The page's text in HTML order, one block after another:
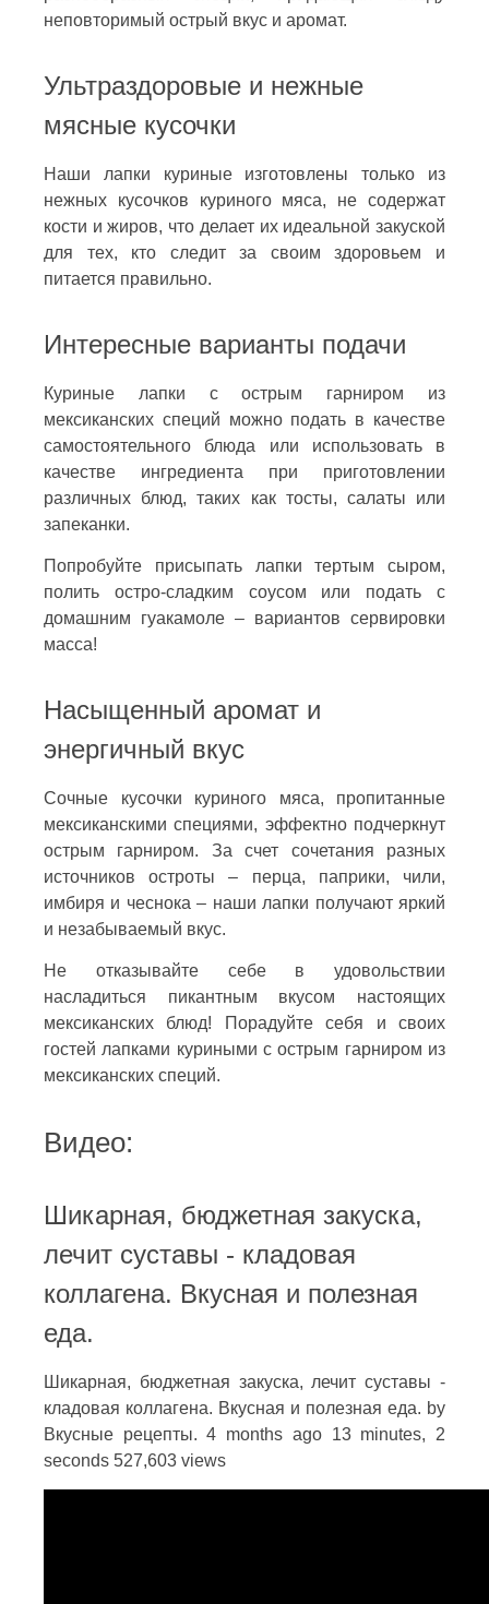
неповторимый острый вкус и аромат.
Ультраздоровые и нежные
мясные кусочки
Наши лапки куриные изготовлены только из
нежных кусочков куриного мяса, не содержат
кости и жиров, что делает их идеальной закуской
для тех, кто следит за своим здоровьем и
питается правильно.
Интересные варианты подачи
Куриные лапки с острым гарниром из
мексиканских специй можно подать в качестве
самостоятельного блюда или использовать в
качестве ингредиента при приготовлении
различных блюд, таких как тосты, салаты или
запеканки.
Попробуйте присыпать лапки тертым сыром,
полить остро-сладким соусом или подать с
домашним гуакамоле – вариантов сервировки
масса!
Насыщенный аромат и
энергичный вкус
Сочные кусочки куриного мяса, пропитанные
мексиканскими специями, эффектно подчеркнут
острым гарниром. За счет сочетания разных
источников остроты – перца, паприки, чили,
имбиря и чеснока – наши лапки получают яркий
и незабываемый вкус.
Не отказывайте себе в удовольствии
насладиться пикантным вкусом настоящих
мексиканских блюд! Порадуйте себя и своих
гостей лапками куриными с острым гарниром из
мексиканских специй.
Видео:
Шикарная, бюджетная закуска,
лечит суставы - кладовая
коллагена. Вкусная и полезная
еда.
Шикарная, бюджетная закуска, лечит суставы -
кладовая коллагена. Вкусная и полезная еда. by
Вкусные рецепты. 4 months ago 13 minutes, 2
seconds 527,603 views